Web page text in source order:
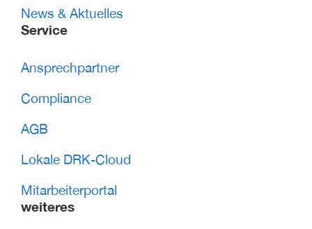
News & Aktuelles
Service
Ansprechpartner
Compliance
AGB
Lokale DRK-Cloud
Mitarbeiterportal
weiteres